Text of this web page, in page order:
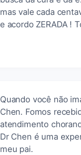
mas vale cada
e acordo ZERADA !
Quando você não
Chen. Fomos
atendimento
Dr Chen é uma
meu pai.